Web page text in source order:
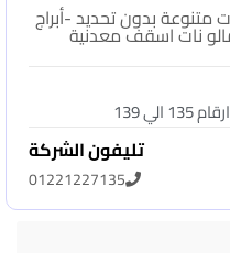
متنوعة بدون تحديد -أبراج
نات اسقف معدنية
تليفون الشركة
01221227135